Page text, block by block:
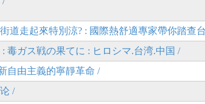
道走起來特別涼? : 國際熱舒適專家帶你踏查
毒ガス戦の果てに : ヒロシマ.台湾.中国 /
自由主義的寧靜革命 /
/